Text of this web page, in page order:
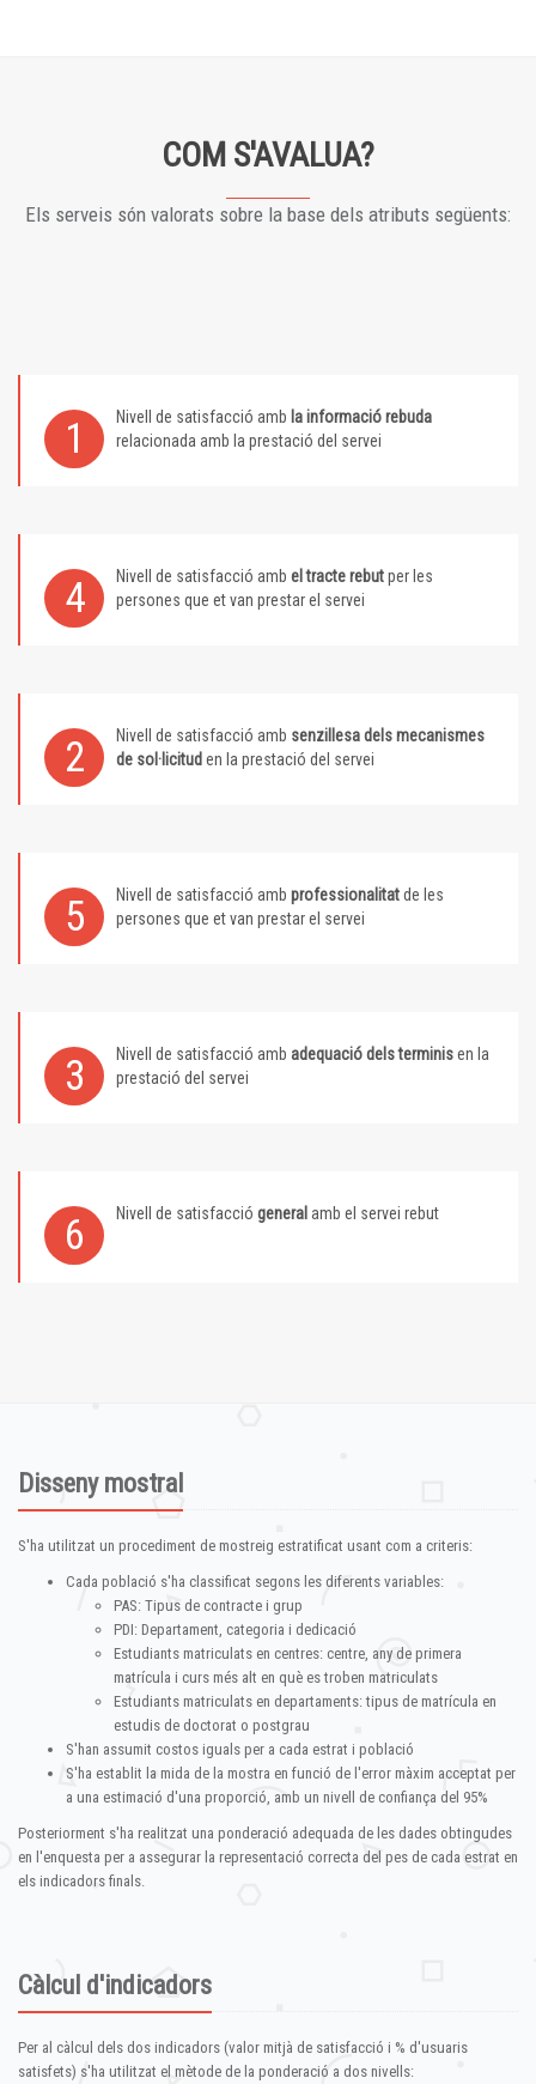
COM S'AVALUA?
Els serveis són valorats sobre la base dels atributs següents:
1 Nivell de satisfacció amb la informació rebuda
relacionada amb la prestació del servei
4 Nivell de satisfacció amb el tracte rebutper les
persones que et van prestar el servei
2 Nivell de satisfacció amb senzillesa dels mecanismes
de sol·licitud en la prestació del servei
5 Nivell de satisfacció amb professionalitatde les
persones que et van prestar el servei
3 Nivell de satisfacció amb adequació dels terminisen la
prestació del servei
6 Nivell de satisfacció general amb el servei rebut
Disseny mostral
S'ha utilitzat un procediment de mostreig estratificat usant com a criteris:
Cada població s'ha classificat segons les diferents variables:
PAS: Tipus de contracte i grup
PDI: Departament, categoria i dedicació
Estudiants matriculats en centres: centre, any de primera
matrícula i curs més alt en què es troben matriculats
Estudiants matriculats en departaments: tipus de matrícula en
estudis de doctorat o postgrau
S'han assumit costos iguals per a cada estrat i població
S'ha establit la mida de la mostra en funció de l'error màxim acceptat per
a una estimació d'una proporció, amb un nivell de confiança del 95%
Posteriorment s'ha realitzat una ponderació adequada de les dades obtingudes
en l'enquesta per a assegurar la representació correcta del pes de cada estrat en
els indicadors finals.
Càlcul d'indicadors
Per al càlcul dels dos indicadors (valor mitjà de satisfacció i % d'usuaris
satisfets) s'ha utilitzat el mètode de la ponderació a dos nivells: